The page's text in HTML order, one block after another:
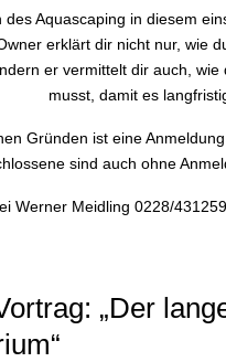
Aquascaping in diesem
erklärt dir nicht nur, wie
er vermittelt dir auch,
musst, damit es
Gründen ist eine
sind auch ohne
Werner Meidling 0228/
„Der